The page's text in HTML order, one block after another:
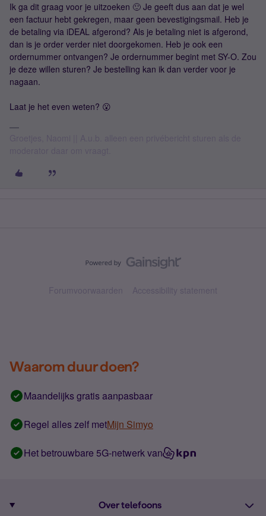
Ik ga dit graag voor je uitzoeken 🙂 Je geeft dus aan dat je wel
een factuur hebt gekregen, maar geen bevestigingsmail. Heb je
de betaling via iDEAL afgerond? Als je betaling niet is afgerond,
dan is je order verder niet doorgekomen. Heb je ook een
ordernummer ontvangen? Je ordernummer begint met SY-O. Zou
je deze willen sturen? Je bestelling kan ik dan verder voor je
nagaan.
Laat je het even weten? 😮
Forumvoorwaarden Accessibility statement
Waarom duur doen?
Maandelijks gratis aanpasbaar
Regel alles zelf metMijn Simyo
Het betrouwbare 5G-netwerk van
Over telefoons